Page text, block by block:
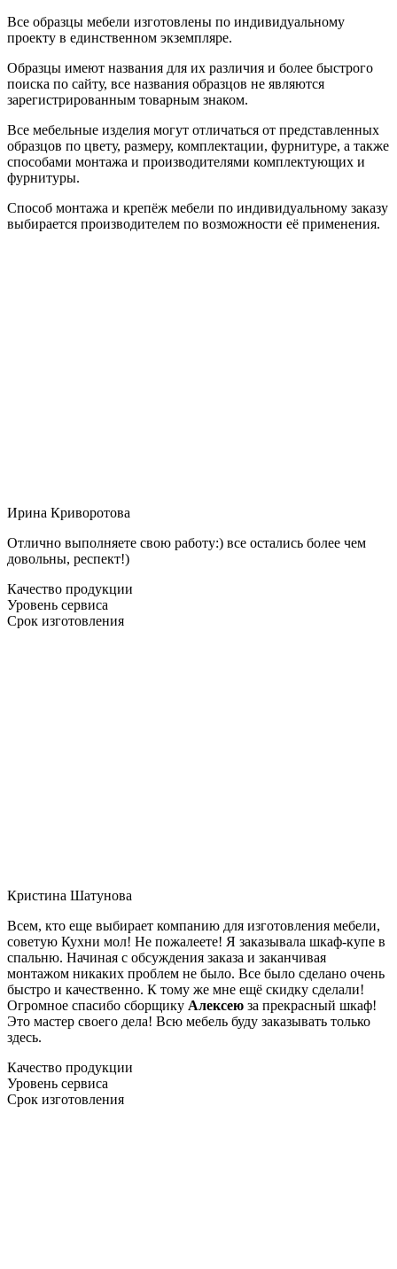
Все образцы мебели изготовлены по индивидуальному
проекту в единственном экземпляре.
Образцы имеют названия для их различия и более быстрого
поиска по сайту, все названия образцов не являются
зарегистрированным товарным знаком.
Все мебельные изделия могут отличаться от представленных
образцов по цвету, размеру, комплектации, фурнитуре, а также
способами монтажа и производителями комплектующих и
фурнитуры.
Способ монтажа и крепёж мебели по индивидуальному заказу
выбирается производителем по возможности её применения.
Ирина Криворотова
Отлично выполняете свою работу:) все остались более чем
довольны, респект!)
Качество продукции
Уровень сервиса
Срок изготовления
Кристина Шатунова
Всем, кто еще выбирает компанию для изготовления мебели,
советую Кухни мол! Не пожалеете! Я заказывала шкаф-купе в
спальню. Начиная с обсуждения заказа и заканчивая
монтажом никаких проблем не было. Все было сделано очень
быстро и качественно. К тому же мне ещё скидку сделали!
Огромное спасибо сборщику Алексею за прекрасный шкаф!
Это мастер своего дела! Всю мебель буду заказывать только
здесь.
Качество продукции
Уровень сервиса
Срок изготовления